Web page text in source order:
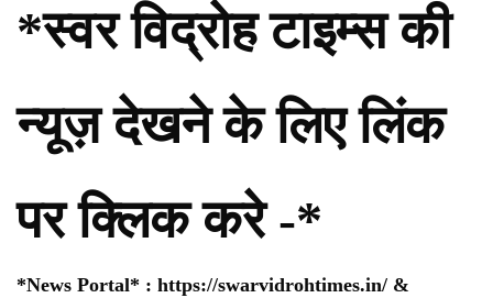
*स्वर विद्रोह टाइम्स की
न्यूज़ देखने के लिए लिंक
पर क्लिक करे -*
*News Portal* : https://swarvidrohtimes.in/ &